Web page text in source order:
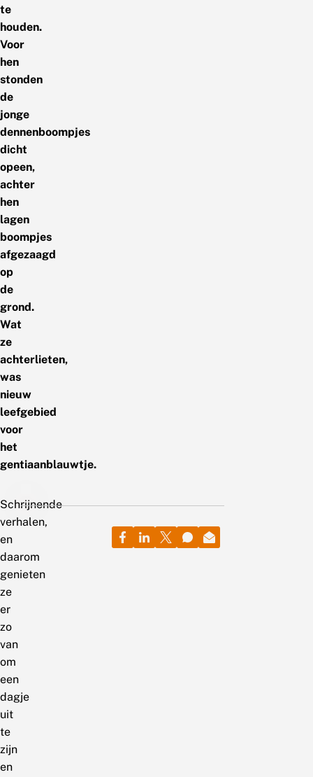
te
houden.
Voor
hen
stonden
de
jonge
dennenboompjes
dicht
opeen,
achter
hen
lagen
boompjes
afgezaagd
op
de
grond.
Wat
ze
achterlieten,
was
nieuw
leefgebied
voor
het
gentiaanblauwtje.
Schrijnende
verhalen,
en
daarom
genieten
ze
er
zo
van
om
een
dagje
uit
te
zijn
en